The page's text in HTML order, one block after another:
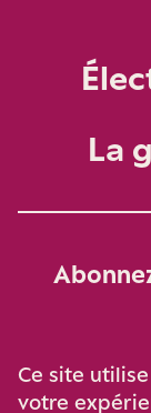
La
Ce site
votre